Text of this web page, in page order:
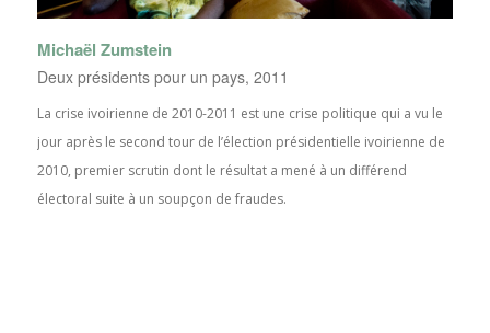
Michaël Zumstein
Deux présidents pour un pays, 2011
La crise ivoirienne de 2010-2011 est une crise politique qui a vu le
jour après le second tour de l’élection présidentielle ivoirienne de
2010, premier scrutin dont le résultat a mené à un différend
électoral suite à un soupçon de fraudes.